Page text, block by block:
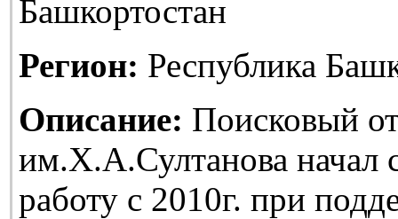
Башкортостан
Регион: Республика
Описание: Поисковый
им.Х.А.Султанова начал
работу с 2010г. при